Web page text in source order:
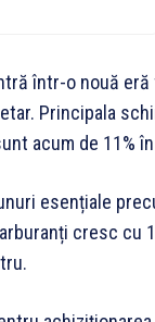
într-o nouă
Principala
acum de 11%
esențiale
cresc cu